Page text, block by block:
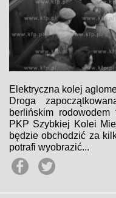
Elektryczna kolej
Droga
berlińskim
PKP Szybkiej Kolei
będzie obchodzić za
potrafi wyobrazić...